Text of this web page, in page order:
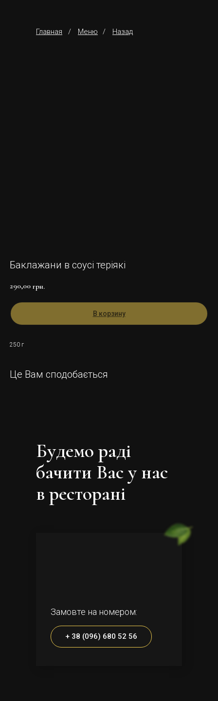
Главная Меню
/ Назад
/
Баклажани в соусі теріякі
290,00 грн.
В корзину
250 г
Це Вам сподобається
Будемо раді
бачити Вас у нас
в ресторані
Замовте на номером:
+ 38 (096) 680 52 56